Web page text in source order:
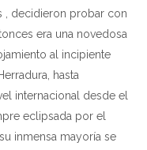
, decidieron probar con
era una novedosa
al incipiente
hasta
internacional desde el
eclipsada por el
inmensa mayoría se